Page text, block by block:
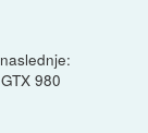
980